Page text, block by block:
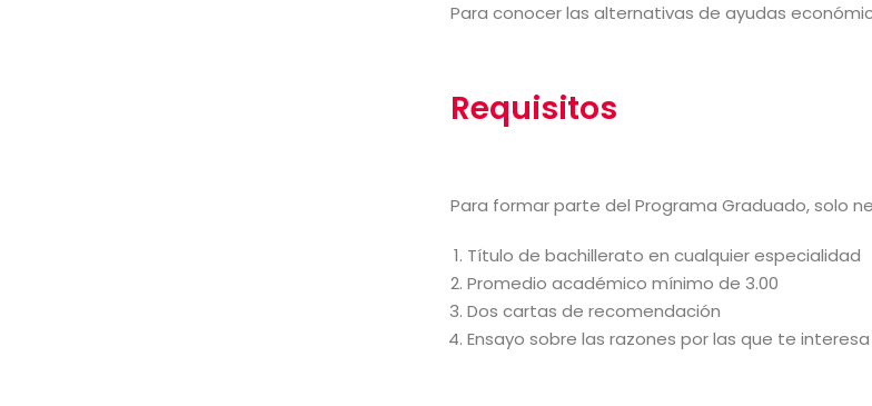
Para conocer las alternativas de ayudas
Requisitos
Para formar parte del Programa Graduado, solo
Título de bachillerato en cualquier especialidad
Promedio académico mínimo de 3.00
Dos cartas de recomendación
Ensayo sobre las razones por las que te